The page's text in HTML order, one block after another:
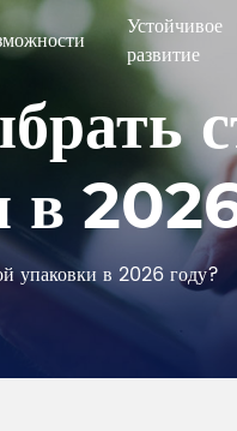
Устойчивое
развитие
в
упаковки в 2026 году?